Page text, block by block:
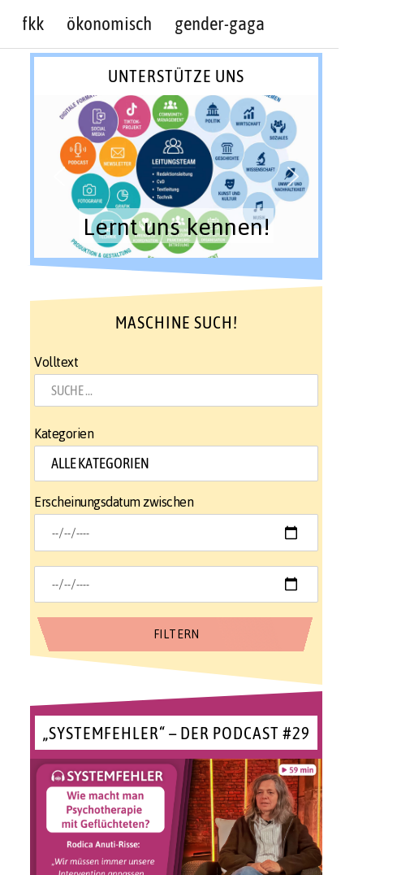
fkk ökonomisch gender-gaga
UNTERSTÜTZE UNS
Lernt uns kennen!
MASCHINE SUCH!
Volltext
Kategorien
Erscheinungsdatum zwischen
„SYSTEMFEHLER“ – DER PODCAST #29